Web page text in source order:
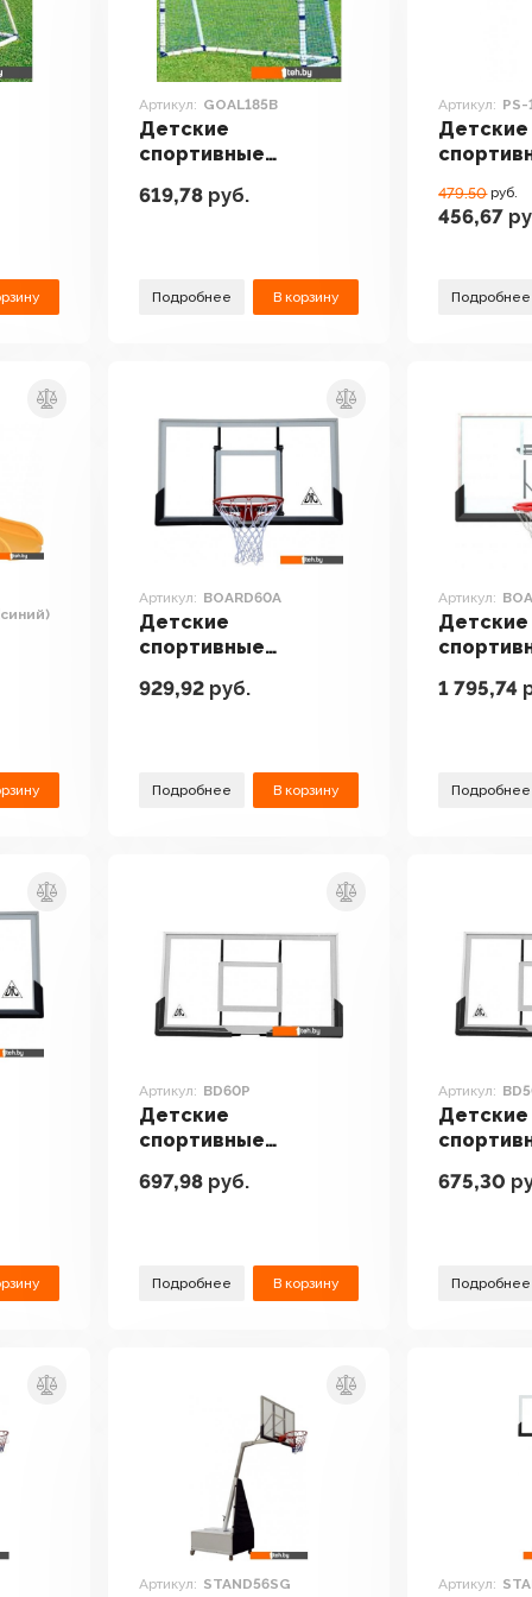
Артикул: GOAL185B
Детские
спортивные
игровые площадки
619,78руб.
Подробнее В корзину
Артикул:
Детские
Perfetto
479.50 руб.
456,67
Подробнее
Артикул: BOARD60A
Детские
спортивные
игровые площадки
929,92руб.
Подробнее В корзину
Артикул:
Детские
игровые
1 795,74
Подробнее
Артикул: BD60P
Детские
спортивные
игровые площадки
697,98руб.
Подробнее В корзину
Артикул:
Детские
игровые
675,30
Подробнее
Артикул: STAND56SG Артикул: